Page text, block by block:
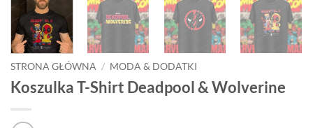
STRONA GŁÓWNA / MODA & DODATKI
Koszulka T-Shirt Deadpool & Wolverine